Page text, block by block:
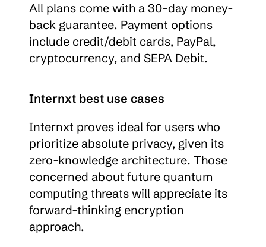
All plans come with a 30-day money-
back guarantee. Payment options
include credit/debit cards, PayPal,
cryptocurrency, and SEPA Debit.
Internxt best use cases
Internxt proves ideal for users who
prioritize absolute privacy, given its
zero-knowledge architecture. Those
concerned about future quantum
computing threats will appreciate its
forward-thinking encryption
approach.